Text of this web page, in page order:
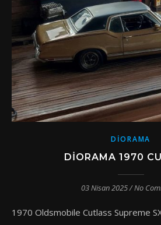
DIORAMA
DIORAMA 1970
03 Nisan 2025/No
1970 Oldsmobile Cutlass Supreme